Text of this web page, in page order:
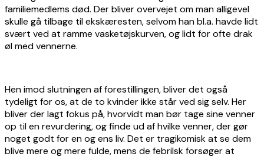
familiemedlems død. Der bliver overvejet om man alligevel
skulle gå tilbage til ekskæresten, selvom han bl.a. havde lidt
svært ved at ramme vasketøjskurven, og lidt for ofte drak
øl med vennerne.
Hen imod slutningen af forestillingen, bliver det også
tydeligt for os, at de to kvinder ikke står ved sig selv. Her
bliver der lagt fokus på, hvorvidt man bør tage sine venner
op til en revurdering, og finde ud af hvilke venner, der gør
noget godt for en og ens liv. Det er tragikomisk at se dem
blive mere og mere fulde, mens de febrilsk forsøger at